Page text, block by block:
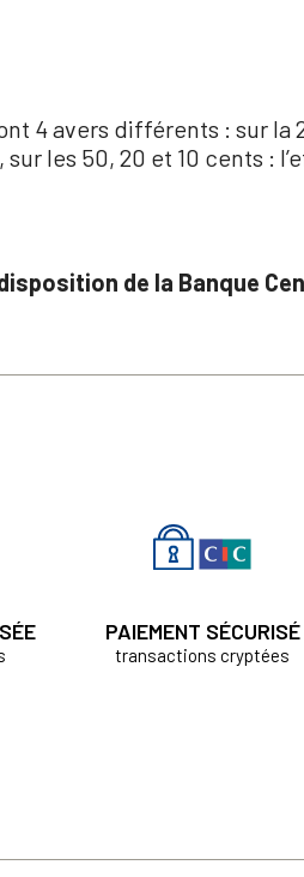
4 avers différents : sur la
les 50, 20 et 10 cents :
de la Banque
PAIEMENT SÉCURISÉ
transactions cryptées